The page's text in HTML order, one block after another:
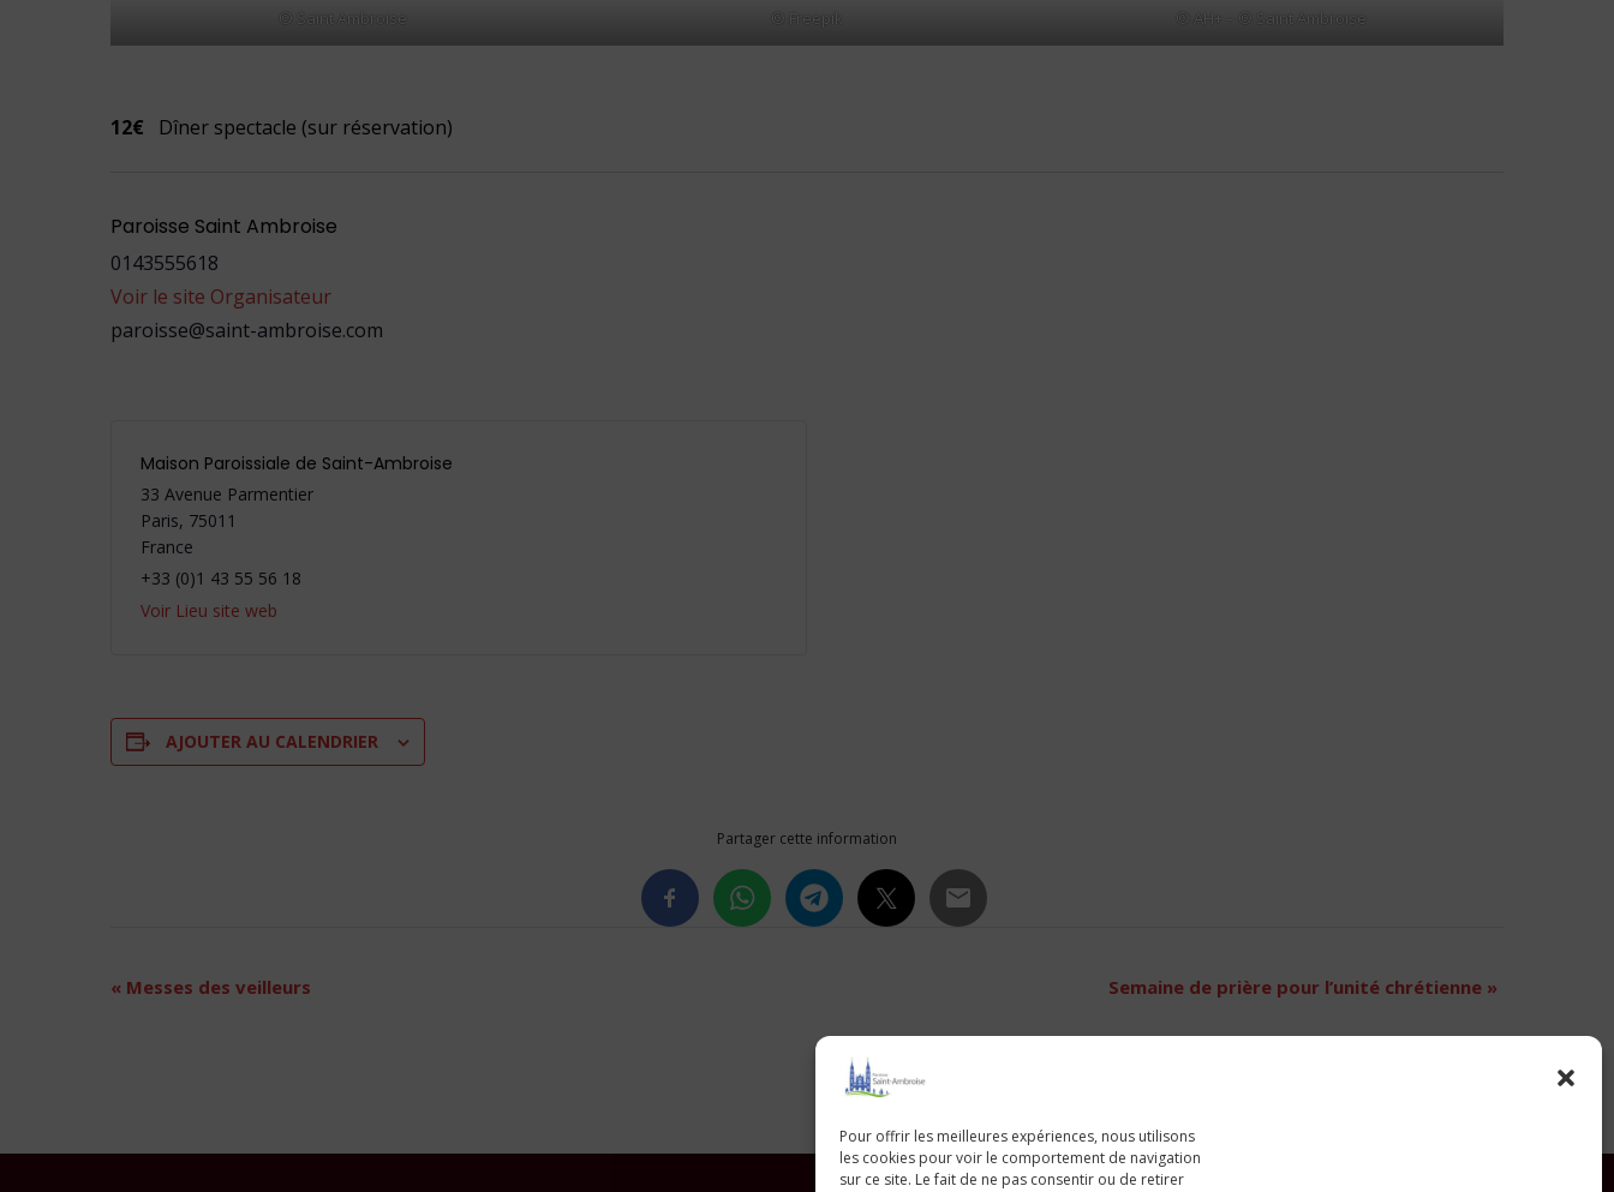
Pour offrir les meilleures expériences, nous utilisons
les cookies pour voir le comportement de navigation
sur ce site. Le fait de ne pas consentir ou de retirer
© Saint Ambroise © Freepik © AH+ – © Saint Ambroise
12€ Dîner spectacle (sur réservation)
Paroisse Saint Ambroise
0143555618
Voir le site Organisateur
paroisse@saint-ambroise.com
Maison Paroissiale de Saint-Ambroise
33 Avenue Parmentier
Paris, 75011
France
+33 (0)1 43 55 56 18
Voir Lieu site web
AJOUTER AU CALENDRIER
Partager cette information
Navigation
«Messes des veilleurs Semaine de prière pour l’unité chrétienne »